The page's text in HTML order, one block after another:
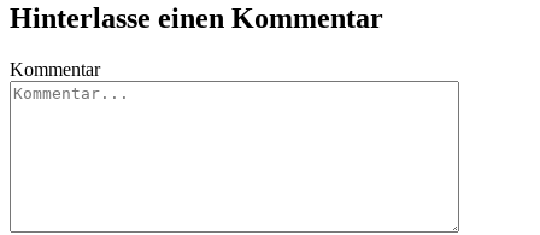
Hinterlasse einen Kommentar
Kommentar